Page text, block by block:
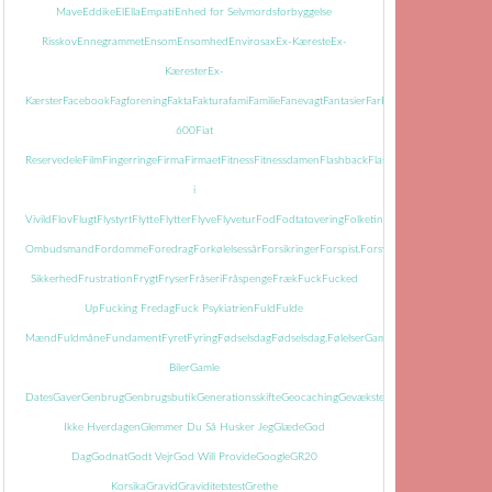
MaveEddikeEl Ella Empati Enhed for Selvmordsforbyggelse
RisskovEnnegrammetEnsomEnsomhed EnvirosaxEx-KæresteEx-
KæresterEx-
KærsterFacebookFagforeningFakta FakturafamiFamilieFanevagtFantasierFarFarmor
600Fiat
ReservedeleFilmFingerringeFirma FirmaetFitnessFitnessdamen FlashbackFlasker
i
Vivild FlovFlugtFlystyrtFlytteFlytterFlyveFlyveturFod FodtatoveringFolketingets
Ombudsmand FordommeForedragForkølelsessårForsikringerForspist.Forsvundet
Sikkerhed Frustration FrygtFryserFråseriFråspengeFrækFuckFucked
Up Fucking FredagFuck Psykiatrien Fuld Fulde
Mænd FuldmåneFundamentFyretFyringFødselsdagFødselsdag.FølelserGamle
BilerGamle
DatesGaverGenbrugGenbrugsbutikGenerationsskifteGeocachingGevækster
Ikke HverdagenGlemmer Du Så Husker JegGlædeGod
DagGodnatGodt VejrGod Will ProvideGoogleGR20
KorsikaGravid GraviditetstestGrethe